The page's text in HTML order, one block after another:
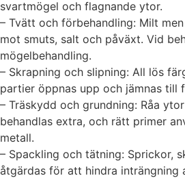
svartmögel och flagnande ytor.
– Tvätt och förbehandling: Milt
mot smuts, salt och påväxt. Vid
mögelbehandling.
– Skrapning och slipning: All lös
partier öppnas upp och jämnas till
– Träskydd och grundning: Råa
behandlas extra, och rätt primer
metall.
– Spackling och tätning: Sprickor,
åtgärdas för att hindra inträngning